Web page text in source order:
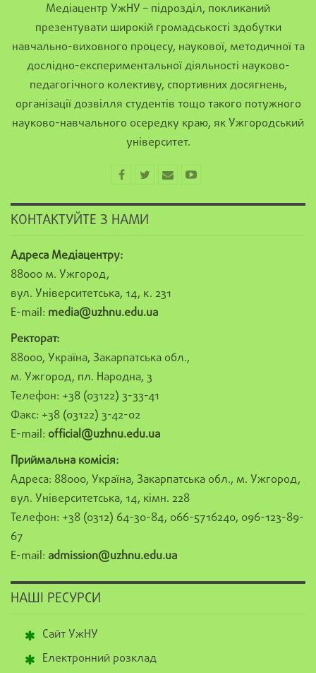
Медіацентр УжНУ – підрозділ, покликаний
презентувати широкій громадськості здобутки
навчально-виховного процесу, наукової, методичної та
дослідно-експериментальної діяльності науково-
педагогічного колективу, спортивних досягнень,
організації дозвілля студентів тощо такого потужного
науково-навчального осередку краю, як Ужгородський
університет.
КОНТАКТУЙТЕ З НАМИ
Адреса Медіацентру:
88000 м. Ужгород,
вул. Університетська, 14, к. 231
E-mail: media@uzhnu.edu.ua
Ректорат:
88000, Україна, Закарпатська обл.,
м. Ужгород, пл. Народна, 3
Телефон: +38 (03122) 3-33-41
Факс: +38 (03122) 3-42-02
E-mail: official@uzhnu.edu.ua
Приймальна комісія:
Адреса: 88000, Україна, Закарпатська обл., м. Ужгород,
вул. Університетська, 14, кімн. 228
Телефон: +38 (0312) 64-30-84, 066-5716240, 096-123-89-
67
E-mail: admission@uzhnu.edu.ua
НАШІ РЕСУРСИ
Сайт УжНУ
Електронний розклад